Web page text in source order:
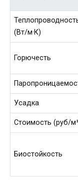
(Вт/м·К)
Горючесть
Усадка
Стоимость (руб/
Биостойкость